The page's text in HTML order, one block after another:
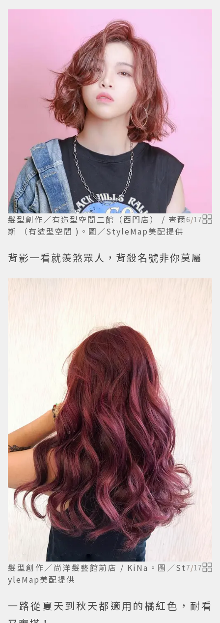
髮型創作／有造型空間二館（西門店） / 查爾
斯 （有造型空間 )。圖／StyleMap美配提供
6/17
背影一看就羨煞眾人，背殺名號非你莫屬
髮型創作／尚洋髮藝館前店 / KiNa。圖／St
yleMap美配提供
7/17
一路從夏天到秋天都適用的橘紅色，耐看